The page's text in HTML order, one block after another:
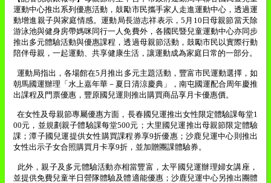
運動中心推出系列優惠活動，鼓勵市民攜手家人走進運動中心，透過運
動增進親子與家庭情感。運動局長游志祥表示，5 月 10 日母親節當天除
游泳池與健身房帶媽咪同行一人免費外，各國民暨兒童運動中心亦同步
推出多元體驗活動與優惠課程，透過母親節活動，鼓勵市民以實際行動
陪伴母親，一起運動、共享健康生活，讓運動成為家庭日常的一部分。
運動局指出，各場館在5 月推出多元主題活動，豐富市民運動選擇，如
朝馬國運辦理「水上嘉年華－夏日清涼慶典」，南屯國運配合周年慶推
出課程及門票優惠，豐原國兒運則推出購買商品享月卡優惠價。
在女性及母親節專屬優惠方面，長春國兒運推出女性限定體驗課每堂1
00元，並規劃親子體驗課每堂500元；大里國兒運推出母親節限定體驗
課；潭子國兒運提供女性購買課程券享9折優惠；沙鹿兒運中心則推出
女性出示子女合照購買月卡享9折，並加贈團課體驗券。
此外，親子及多元體驗活動亦相當豐富，太平國兒運辦理婦女講座，
並提供免費兒童半日營隊體驗及體適能優惠；沙鹿兒運中心另推出團體